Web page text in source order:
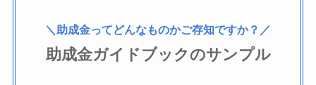
＼助成金ってどんなものかご存知ですか？／
助成金ガイドブックのサンプル